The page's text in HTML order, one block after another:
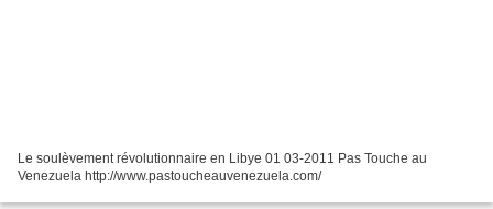
Le soulèvement révolutionnaire en Libye 01 03-2011 Pas Touche au
Venezuela http://www.pastoucheauvenezuela.com/